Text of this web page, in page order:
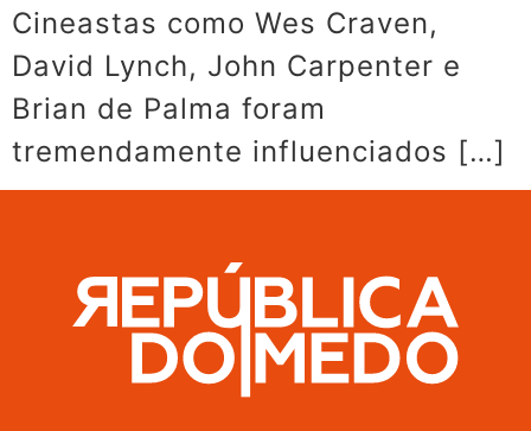
Cineastas como Wes Craven,
David Lynch, John Carpenter e
Brian de Palma foram
tremendamente influenciados […]